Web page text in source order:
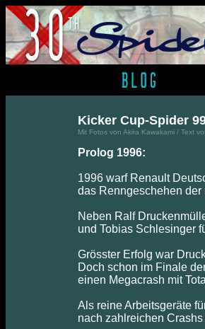
Kicker Cup-Spider
Mit Fotos von Akira Kawakami / Text
Prolog 1996:
1996 warf Renault
das Renngeschehen
Neben Ralf
und Tobias Schlesinger
Grösster Erfolg war
Doch schon im Finale
einen Megacrash mit
Als reine Arbeitsgeräte
nach zahlreichen